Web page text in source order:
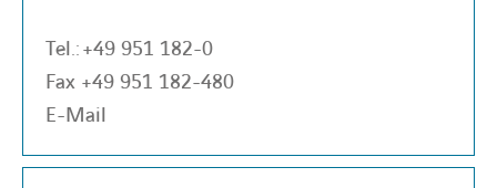
Tel.:+49 951 182-0
Fax +49 951 182-480
E-Mail